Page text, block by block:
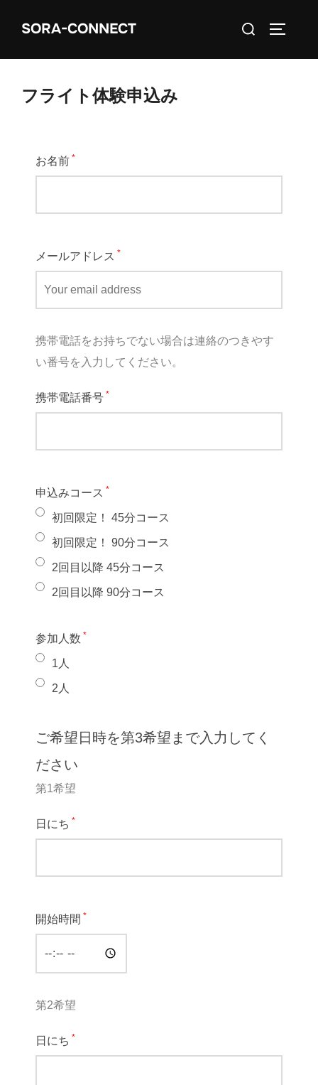
SORA-CONNECT
フライト体験申込み
お名前 *
メールアドレス *
携帯電話をお持ちでない場合は連絡のつきやす
い番号を入力してください。
携帯電話番号 *
申込みコース *
初回限定！ 45分コース
初回限定！ 90分コース
2回目以降 45分コース
2回目以降 90分コース
参加人数 *
1人
2人
ご希望日時を第3希望まで入力してく
ださい
第1希望
日にち *
開始時間 *
第2希望
日にち *